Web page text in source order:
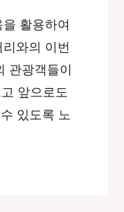
활용하여
와의 이번
관광객들이
앞으로도
있도록 노